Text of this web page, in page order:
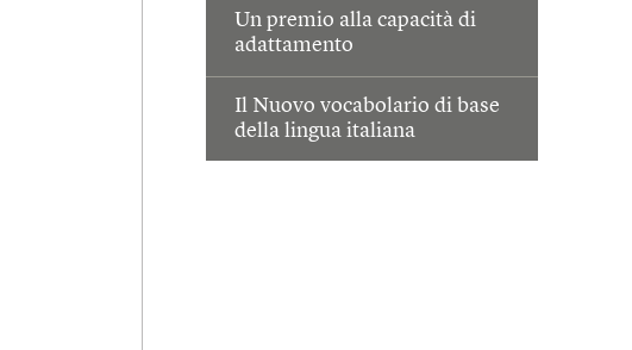
Un premio alla capacità di
adattamento
Il Nuovo vocabolario di base
della lingua italiana